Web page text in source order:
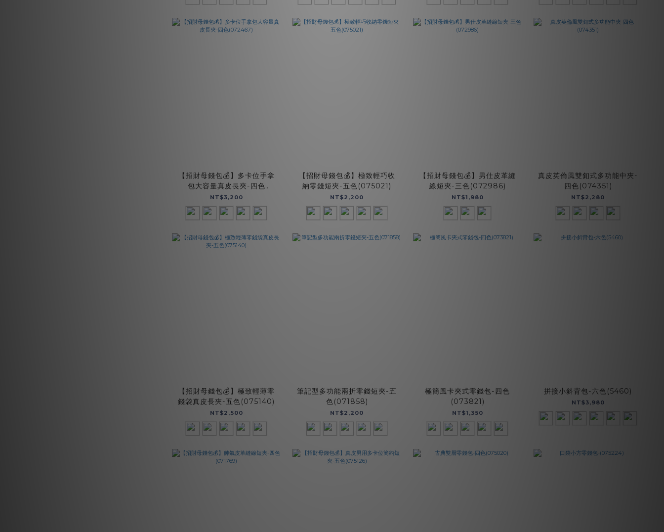
【招財母錢包💰】多卡位手拿
包大容量真皮長夾-四色
(072467)
NT$3,200
【招財母錢包💰】極致輕巧收
納零錢短夾-五色(075021)
NT$2,200
【招財母錢包💰】男仕皮革縫
線短夾-三色(072986)
NT$1,980
真皮英倫風雙釦式多功能中夾-
四色(074351)
NT$2,280
【招財母錢包💰】極致輕薄零
錢袋真皮長夾-五色(075140)
NT$2,500
筆記型多功能兩折零錢短夾-五
色(071858)
NT$2,200
極簡風卡夾式零錢包-四色
(073821)
NT$1,350
拼接小斜背包-六色(5460)
NT$3,980